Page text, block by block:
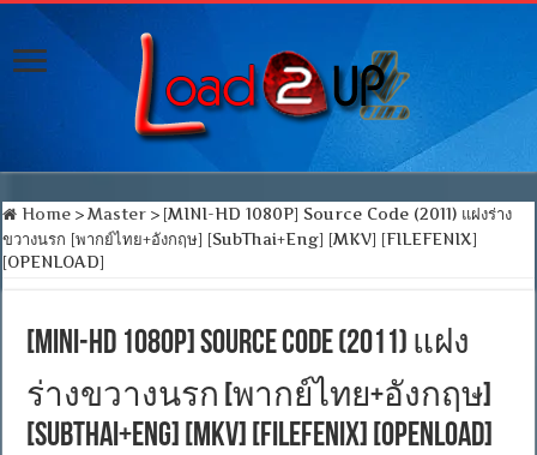
Home > Master > [MINI-HD 1080P] Source Code (2011) แฝงร่าง
ขวางนรก [พากย์ไทย+อังกฤษ] [SubThai+Eng] [MKV] [FILEFENIX]
[OPENLOAD]
[MINI-HD 1080P] Source Code (2011) แฝง
ร่างขวางนรก [พากย์ไทย+อังกฤษ]
[SubThai+Eng] [MKV] [FILEFENIX] [OPENLOAD]